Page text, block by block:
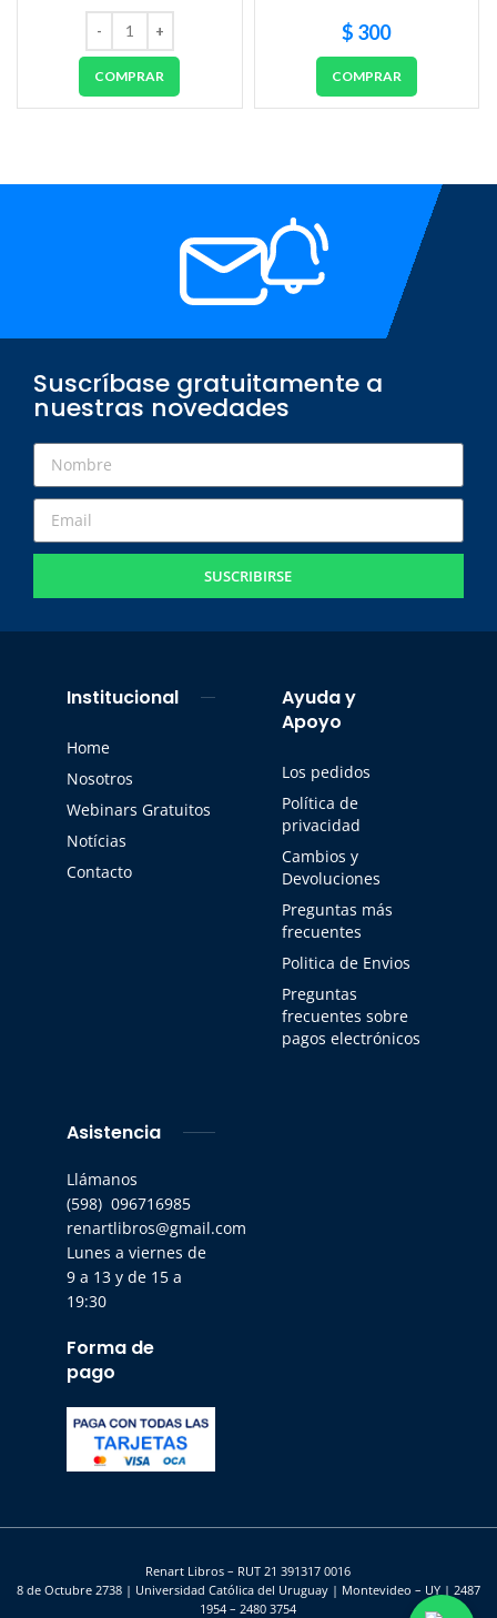
COMPRAR
$ 300
COMPRAR
Suscríbase gratuitamente a
nuestras novedades
SUSCRIBIRSE
Institucional
Home
Nosotros
Webinars Gratuitos
Notícias
Contacto
Ayuda y
Apoyo
Los pedidos
Política de
privacidad
Cambios y
Devoluciones
Preguntas más
frecuentes
Politica de Envios
Preguntas
frecuentes sobre
pagos electrónicos
Asistencia
Llámanos
(598) 096716985
renartlibros@gmail.com
Lunes a viernes de
9 a 13 y de 15 a
19:30
Forma de
pago
Renart Libros – RUT 21 391317 0016
8 de Octubre 2738 | Universidad Católica del Uruguay | Montevideo – UY | 2487
1954 – 2480 3754